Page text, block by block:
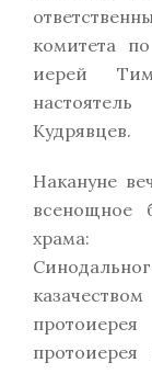
комитета
иерей
Кудрявцев.
Накануне
всенощное
храма: